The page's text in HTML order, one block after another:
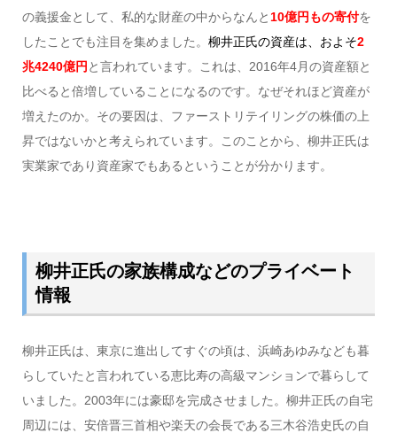
の義援金として、私的な財産の中からなんと 10億円もの寄付を
したことでも注目を集めました。 柳井正氏の資産は、およそ2
兆4240億円 と言われています。これは、2016年4月の資産額と
比べると倍増していることになるのです。なぜそれほど資産が
増えたのか。その要因は、ファーストリテイリングの株価の上
昇ではないかと考えられています。このことから、柳井正氏は
実業家であり資産家でもあるということが分かります。
柳井正氏の家族構成などのプライベート
情報
柳井正氏は、東京に進出してすぐの頃は、浜崎あゆみなども暮
らしていたと言われている恵比寿の高級マンションで暮らして
いました。2003年には豪邸を完成させました。柳井正氏の自宅
周辺には、安倍晋三首相や楽天の会長である三木谷浩史氏の自